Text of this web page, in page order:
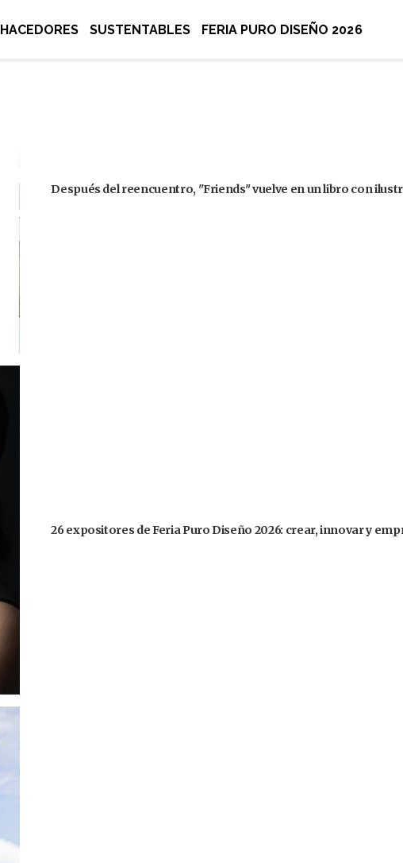
HACEDORES SUSTENTABLES FERIA PURO DISEÑO 2026
Después del reencuentro, "Friends" vuelve en un libro con
26 expositores de Feria Puro Diseño 2026: crear, innovar y